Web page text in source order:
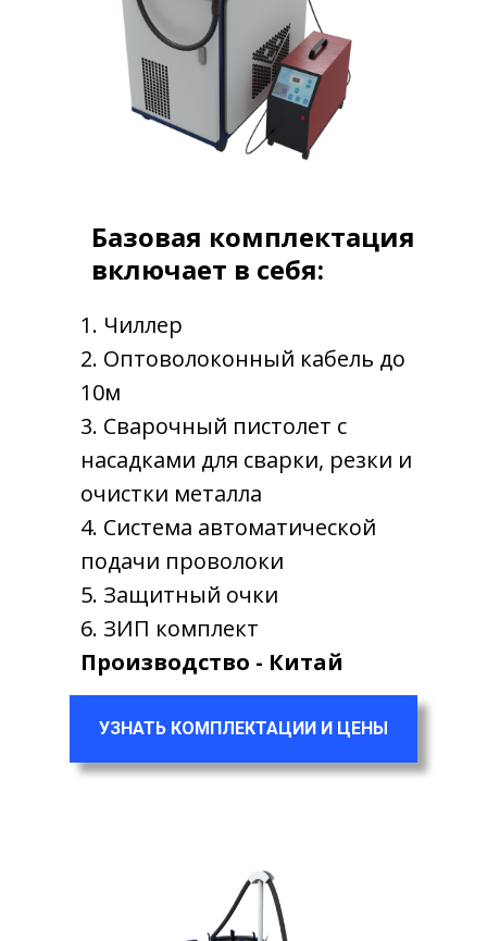
Базовая комплектация
включает в себя:
1. Чиллер
2. Оптоволоконный кабель до
10м
3. Сварочный пистолет с
насадками для сварки, резки и
очистки металла
4. Система автоматической
подачи проволоки
5. Защитный очки
6. ЗИП комплект
Производство - Китай
УЗНАТЬ КОМПЛЕКТАЦИИ И ЦЕНЫ